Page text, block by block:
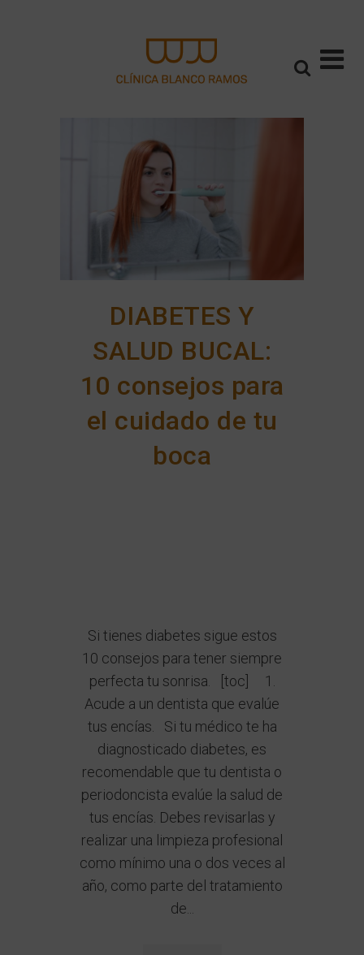
DIABETES Y
SALUD BUCAL:
10 consejos para
el cuidado de tu
boca
Si tienes diabetes sigue estos
10 consejos para tener siempre
perfecta tu sonrisa. [toc] 1.
Acude a un dentista que evalúe
tus encías. Si tu médico te ha
diagnosticado diabetes, es
recomendable que tu dentista o
periodoncista evalúe la salud de
tus encías. Debes revisarlas y
realizar una limpieza profesional
como mínimo una o dos veces al
año, como parte del tratamiento
de...